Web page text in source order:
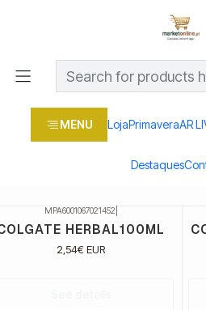
MENU LojaPrimaveraAR
Destaques
Os melhores preços em produtos
Home Loja Marcas
MPA6001067021452
HERBAL100ML
2,54€ EUR